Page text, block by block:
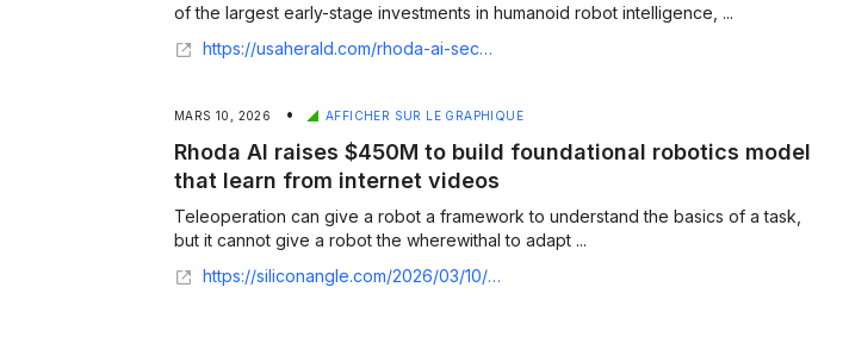
of the largest early-stage investments in humanoid robot intelligence, ...
https://usaherald.com/rhoda-ai-secures-450m-funding-to-power-next-gen-industrial-robots/
MARS 10, 2026 • AFFICHER SUR LE GRAPHIQUE
Rhoda AI raises $450M to build foundational robotics models
that learn from internet videos
Teleoperation can give a robot a framework to understand the basics of a task,
but it cannot give a robot the wherewithal to adapt ...
https://siliconangle.com/2026/03/10/rhoda-ai-raises-450m-build-foundational-robotics-models-learn-internet-videos/